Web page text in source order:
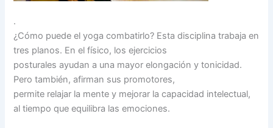
.
¿Cómo puede el yoga combatirlo? Esta disciplina trabaja en
tres planos. En el físico, los ejercicios
posturales ayudan a una mayor elongación y tonicidad.
Pero también, afirman sus promotores,
permite relajar la mente y mejorar la capacidad intelectual,
al tiempo que equilibra las emociones.